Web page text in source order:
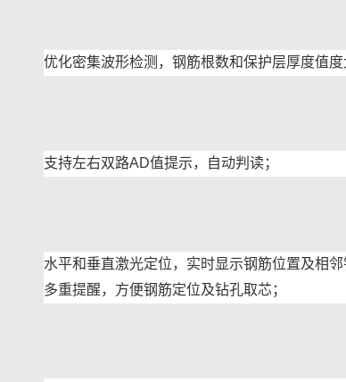
优化密集波形检测，钢筋根数和保护层厚度值度
支持左右双路AD值提示，自动判读；
水平和垂直激光定位，实时显示钢筋位置及相
多重提醒，方便钢筋定位及钻孔取芯；